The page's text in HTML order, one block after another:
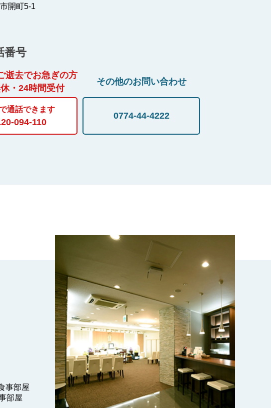
開町5-1
番号
逝去でお急ぎの方
・24時間受付
通話できます
094-110
その他のお問い合わせ
0774-44-4222
事部屋
部屋